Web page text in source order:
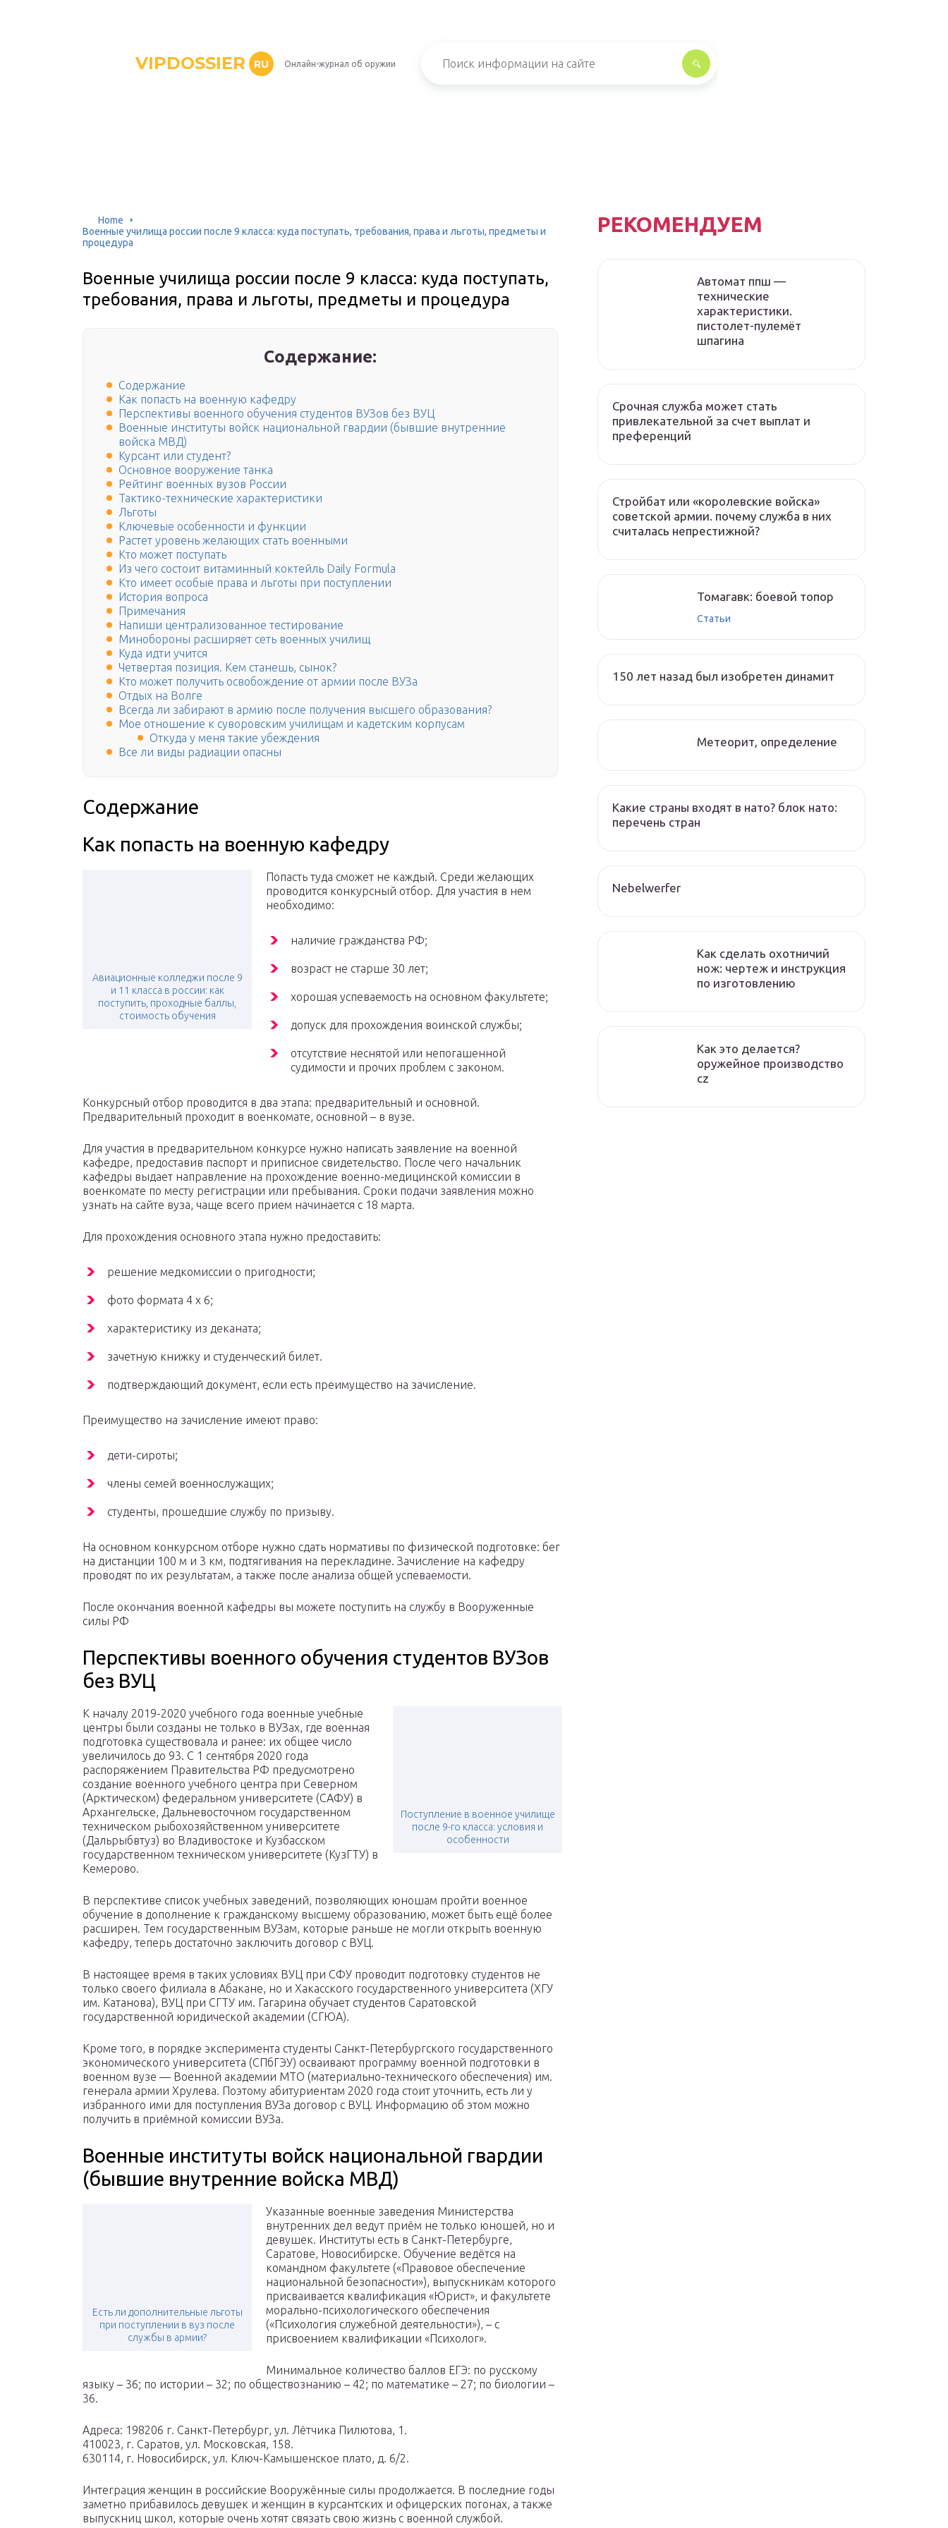
VIPDOSSIER RU Онлайн-журнал об оружии
Home
Военные училища россии после 9 класса: куда поступать, требования, права и льготы, предметы и
процедура
Военные училища россии после 9 класса: куда поступать,
требования, права и льготы, предметы и процедура
Содержание:
Содержание
Как попасть на военную кафедру
Перспективы военного обучения студентов ВУЗов без ВУЦ
Военные институты войск национальной гвардии (бывшие внутренние
войска МВД)
Курсант или студент?
Основное вооружение танка
Рейтинг военных вузов России
Тактико-технические характеристики
Льготы
Ключевые особенности и функции
Растет уровень желающих стать военными
Кто может поступать
Из чего состоит витаминный коктейль Daily Formula
Кто имеет особые права и льготы при поступлении
История вопроса
Примечания
Напиши централизованное тестирование
Минобороны расширяет сеть военных училищ
Куда идти учится
Четвертая позиция. Кем станешь, сынок?
Кто может получить освобождение от армии после ВУЗа
Отдых на Волге
Всегда ли забирают в армию после получения высшего образования?
Мое отношение к суворовским училищам и кадетским корпусам
Откуда у меня такие убеждения
Все ли виды радиации опасны
Содержание
Как попасть на военную кафедру
Авиационные колледжи после 9
и 11 класса в россии: как
поступить, проходные баллы,
стоимость обучения
Попасть туда сможет не каждый. Среди желающих
проводится конкурсный отбор. Для участия в нем
необходимо:
наличие гражданства РФ;
возраст не старше 30 лет;
хорошая успеваемость на основном факультете;
допуск для прохождения воинской службы;
отсутствие неснятой или непогашенной
судимости и прочих проблем с законом.
Конкурсный отбор проводится в два этапа: предварительный и основной.
Предварительный проходит в военкомате, основной – в вузе.
Для участия в предварительном конкурсе нужно написать заявление на военной
кафедре, предоставив паспорт и приписное свидетельство. После чего начальник
кафедры выдает направление на прохождение военно-медицинской комиссии в
военкомате по месту регистрации или пребывания. Сроки подачи заявления можно
узнать на сайте вуза, чаще всего прием начинается с 18 марта.
Для прохождения основного этапа нужно предоставить:
решение медкомиссии о пригодности;
фото формата 4 х 6;
характеристику из деканата;
зачетную книжку и студенческий билет.
подтверждающий документ, если есть преимущество на зачисление.
Преимущество на зачисление имеют право:
дети-сироты;
члены семей военнослужащих;
студенты, прошедшие службу по призыву.
На основном конкурсном отборе нужно сдать нормативы по физической подготовке: бег
на дистанции 100 м и 3 км, подтягивания на перекладине. Зачисление на кафедру
проводят по их результатам, а также после анализа общей успеваемости.
После окончания военной кафедры вы можете поступить на службу в Вооруженные
силы РФ
Перспективы военного обучения студентов ВУЗов
без ВУЦ
Поступление в военное училище
после 9-го класса: условия и
особенности
К началу 2019-2020 учебного года военные учебные
центры были созданы не только в ВУЗах, где военная
подготовка существовала и ранее: их общее число
увеличилось до 93. С 1 сентября 2020 года
распоряжением Правительства РФ предусмотрено
создание военного учебного центра при Северном
(Арктическом) федеральном университете (САФУ) в
Архангельске, Дальневосточном государственном
техническом рыбохозяйственном университете
(Дальрыбвтуз) во Владивостоке и Кузбасском
государственном техническом университете (КузГТУ) в
Кемерово.
В перспективе список учебных заведений, позволяющих юношам пройти военное
обучение в дополнение к гражданскому высшему образованию, может быть ещё более
расширен. Тем государственным ВУЗам, которые раньше не могли открыть военную
кафедру, теперь достаточно заключить договор с ВУЦ.
В настоящее время в таких условиях ВУЦ при СФУ проводит подготовку студентов не
только своего филиала в Абакане, но и Хакасского государственного университета (ХГУ
им. Катанова), ВУЦ при СГТУ им. Гагарина обучает студентов Саратовской
государственной юридической академии (СГЮА).
Кроме того, в порядке эксперимента студенты Санкт-Петербургского государственного
экономического университета (СПбГЭУ) осваивают программу военной подготовки в
военном вузе — Военной академии МТО (материально-технического обеспечения) им.
генерала армии Хрулева. Поэтому абитуриентам 2020 года стоит уточнить, есть ли у
избранного ими для поступления ВУЗа договор с ВУЦ. Информацию об этом можно
получить в приёмной комиссии ВУЗа.
Военные институты войск национальной гвардии
(бывшие внутренние войска МВД)
Есть ли дополнительные льготы
при поступлении в вуз после
службы в армии?
Указанные военные заведения Министерства
внутренних дел ведут приём не только юношей, но и
девушек. Институты есть в Санкт-Петербурге,
Саратове, Новосибирске. Обучение ведётся на
командном факультете («Правовое обеспечение
национальной безопасности»), выпускникам которого
присваивается квалификация «Юрист», и факультете
морально-психологического обеспечения
(«Психология служебной деятельности»), – с
присвоением квалификации «Психолог».
Минимальное количество баллов ЕГЭ: по русскому
языку – 36; по истории – 32; по обществознанию – 42; по математике – 27; по биологии –
36.
Адреса: 198206 г. Санкт-Петербург, ул. Лётчика Пилютова, 1.
410023, г. Саратов, ул. Московская, 158.
630114, г. Новосибирск, ул. Ключ-Камышенское плато, д. 6/2.
Интеграция женщин в российские Вооружённые силы продолжается. В последние годы
заметно прибавилось девушек и женщин в курсантских и офицерских погонах, а также
выпускниц школ, которые очень хотят связать свою жизнь с военной службой.
РЕКОМЕНДУЕМ
Автомат ппш —
технические
характеристики.
пистолет-пулемёт
шпагина
Срочная служба может стать
привлекательной за счет выплат и
преференций
Стройбат или «королевские войска»
советской армии. почему служба в них
считалась непрестижной?
Томагавк: боевой топор
Статьи
150 лет назад был изобретен динамит
Метеорит, определение
Какие страны входят в нато? блок нато:
перечень стран
Nebelwerfer
Как сделать охотничий
нож: чертеж и инструкция
по изготовлению
Как это делается?
оружейное производство
cz